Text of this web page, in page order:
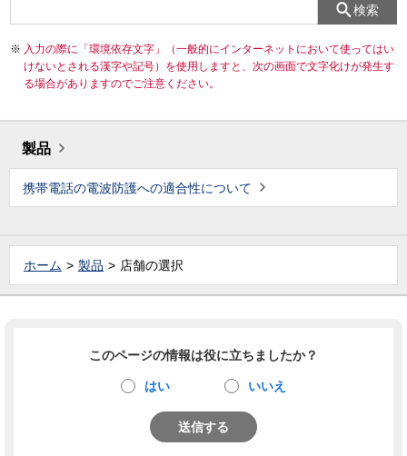
検索
入力の際に「環境依存文字」（一般的にインターネットにおいて使ってはい
けないとされる漢字や記号）を使用しますと、次の画面で文字化けが発生す
る場合がありますのでご注意ください。
製品
携帯電話の電波防護への適合性について
ホーム 製品 店舗の選択
このページの情報は役に立ちましたか？
はい いいえ
送信する